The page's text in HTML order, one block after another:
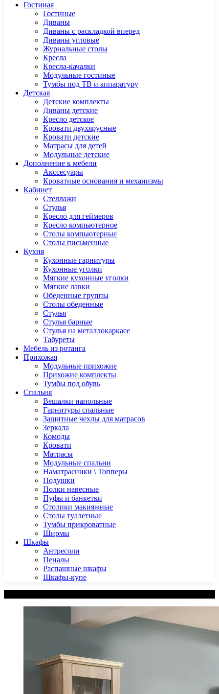
Гостиная
Гостиные
Диваны
Диваны с раскладкой вперед
Диваны угловые
Журнальные столы
Кресла
Кресла-качалки
Модульные гостиные
Тумбы под ТВ и аппаратуру
Детская
Детские комплекты
Диваны детские
Кресло детское
Кровати двухярусные
Кровати детские
Матрасы для детей
Модульные детские
Дополнение к мебели
Акссесуары
Кроватные основания и механизмы
Кабинет
Cтеллажи
Cтулья
Кресло для геймеров
Кресло компьютерное
Столы компьютерные
Столы письменные
Кухня
Кухонные гарнитуры
Кухонные уголки
Мягкие кухонные уголки
Мягкие лавки
Обеденные группы
Столы обеденные
Стулья
Стулья барные
Стулья на металлокаркасе
Табуреты
Мебель из ротанга
Прихожая
Модульные прихожие
Прихожие комплекты
Тумбы под обувь
Спальня
Вешалки напольные
Гарнитуры спальные
Защитные чехлы для матрасов
Зеркала
Комоды
Кровати
Матрасы
Модульные спальни
Наматрасники \ Топперы
Подушки
Полки навесные
Пуфы и банкетки
Столики макияжные
Столы туалетные
Тумбы прикроватные
Ширмы
Шкафы
Антресоли
Пеналы
Распашные шкафы
Шкафы-купе